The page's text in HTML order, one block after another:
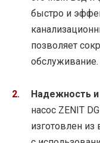
быстро и
позволяет
обслуживание.
Надежность и
насос ZENIT
изготовлен